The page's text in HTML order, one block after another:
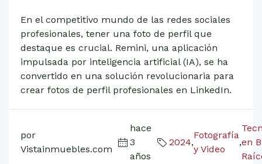
En el competitivo mundo de las redes sociales
profesionales, tener una foto de perfil que
destaque es crucial. Remini, una aplicación
impulsada por inteligencia artificial (IA), se ha
convertido en una solución revolucionaria para
crear fotos de perfil profesionales en LinkedIn.
por
Vistainmuebles.com
hace
3
años
2024,
Fotografía
y Video
,en